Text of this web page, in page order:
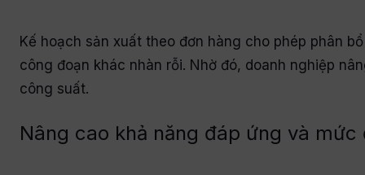
Kế hoạch sản xuất theo đơn hàng cho phép phân
công đoạn khác nhàn rỗi. Nhờ đó, doanh nghiệp
công suất.
Nâng cao khả năng đáp ứng và